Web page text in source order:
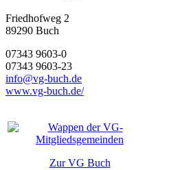
Friedhofweg 2
89290 Buch
07343 9603-0
07343 9603-23
info@vg-buch.de
www.vg-buch.de/
Zur VG Buch